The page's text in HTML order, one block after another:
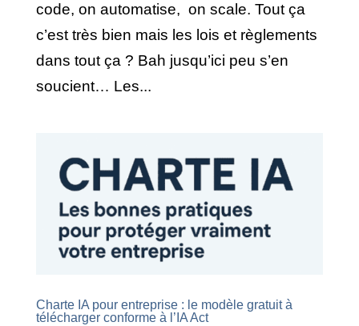
code, on automatise, on scale. Tout ça
c’est très bien mais les lois et règlements
dans tout ça ? Bah jusqu’ici peu s’en
soucient… Les...
Charte IA pour entreprise : le modèle gratuit à
télécharger conforme à l’IA Act